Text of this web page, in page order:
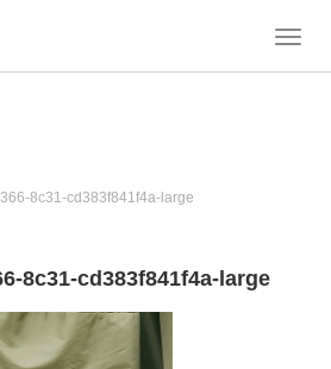
T
8c31-cd383f841f4a-large
8c31-cd383f841f4a-large